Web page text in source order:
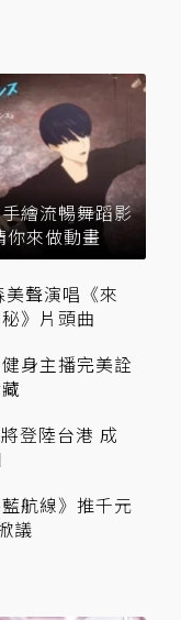
繪流暢舞蹈影
你來做動畫
聲演唱《來
》片頭曲
身主播完美詮
登陸台港 成
航線》推千元
議